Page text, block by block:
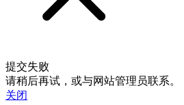
提交失败
请稍后再试，或与网站管理员联系。
关闭